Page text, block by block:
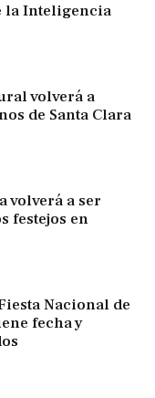
la Inteligencia
volverá a
de Santa Clara
volverá a ser
festejos en
Nacional de
fecha y